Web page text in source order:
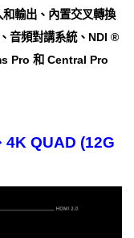
輸出、內置交叉轉換
音頻對講系統、NDI ®
Pro 和 Central Pro
4K QUAD (12G